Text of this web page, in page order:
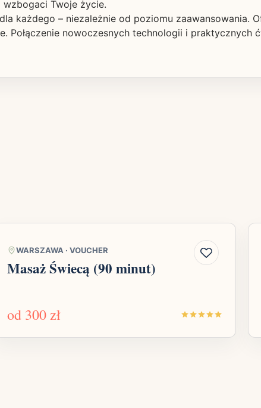
Twoje życie.
każdego – niezależnie od poziomu zaawansowania.
Połączenie nowoczesnych technologii i praktycznych
WARSZAWA · VOUCHER
Masaż Świecą (90 minut)
od 300 zł